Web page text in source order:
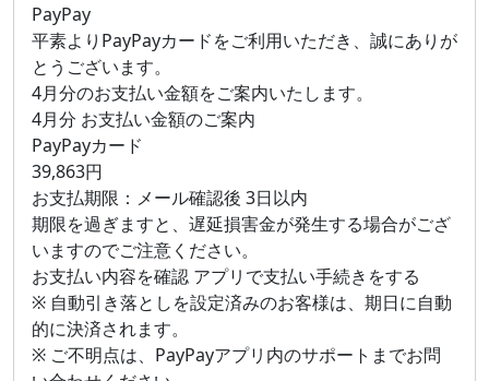
PayPay
平素よりPayPayカードをご利用いただき、誠にありが
とうございます。
4月分のお支払い金額をご案内いたします。
4月分 お支払い金額のご案内
PayPayカード
39,863円
お支払期限：メール確認後 3日以内
期限を過ぎますと、遅延損害金が発生する場合がござ
いますのでご注意ください。
お支払い内容を確認 アプリで支払い手続きをする
※ 自動引き落としを設定済みのお客様は、期日に自動
的に決済されます。
※ ご不明点は、PayPayアプリ内のサポートまでお問